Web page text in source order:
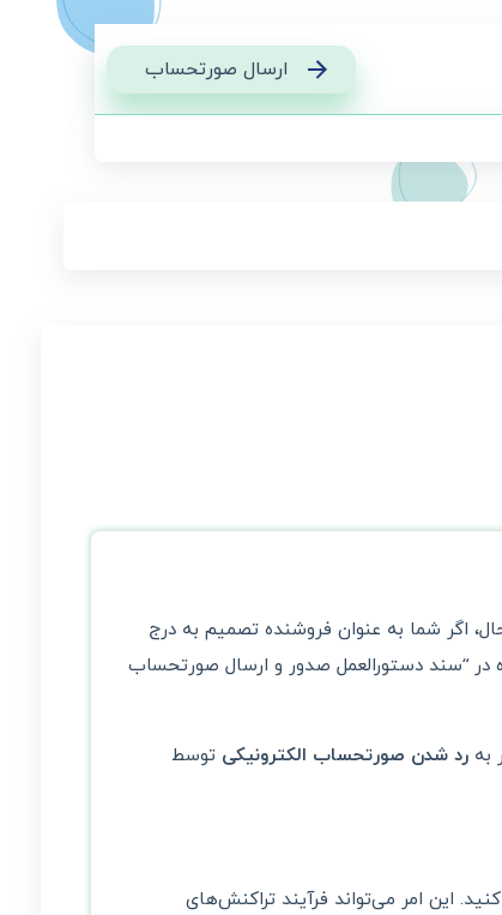
ارسال صورتحساب
اگر شما به عنوان فروشنده تصمیم به درج
“سند دستورالعمل صدور و ارسال صورتحساب
به رد شدن صورتحساب الکترونیکی توسط
این امر می‌تواند فرآیند تراکنش‌های